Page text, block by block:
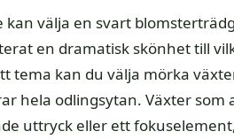
kan välja en svart
en dramatisk skönhet till
tema kan du välja mörka
hela odlingsytan. Växter
uttryck eller ett